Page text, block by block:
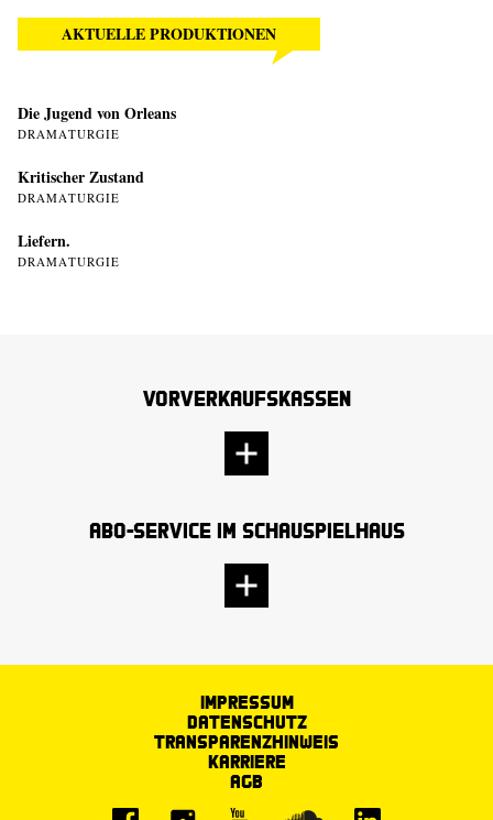
AKTUELLE PRODUKTIONEN
Die Jugend von Orleans
DRAMATURGIE
Kritischer Zustand
DRAMATURGIE
Liefern.
DRAMATURGIE
Vorverkaufskassen
Abo-Service im Schauspielhaus
Impressum
Datenschutz
Transparenzhinweis
Karriere
AGB